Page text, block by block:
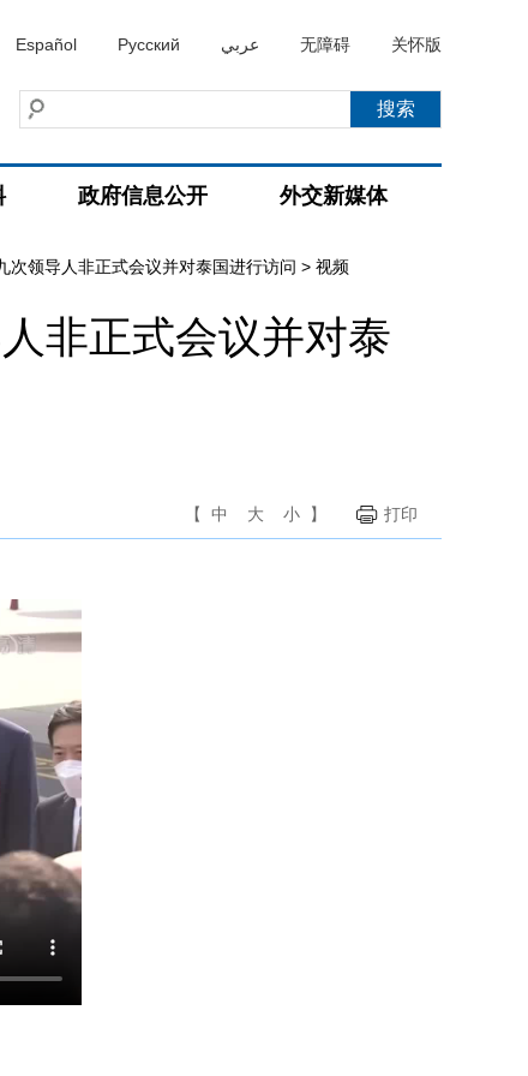
Español Русский عربي 无障碍 关怀版
政府信息公开 外交新媒体
次领导人非正式会议并对泰国进行访问 > 视频
非正式会议并对泰
【 中 大 小 】 打印